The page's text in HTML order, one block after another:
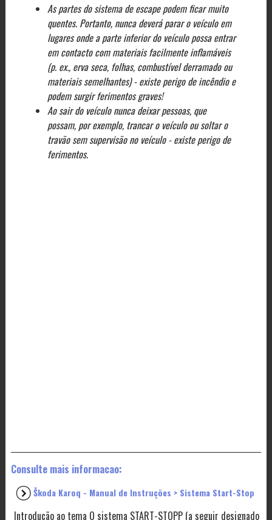
As partes do sistema de escape podem ficar muito
quentes. Portanto, nunca deverá parar o veículo em
lugares onde a parte inferior do veículo possa entrar
em contacto com materiais facilmente inflamáveis
(p. ex., erva seca, folhas, combustível derramado ou
materiais semelhantes) - existe perigo de incêndio e
podem surgir ferimentos graves!
Ao sair do veículo nunca deixar pessoas, que
possam, por exemplo, trancar o veículo ou soltar o
travão sem supervisão no veículo - existe perigo de
ferimentos.
Consulte mais informacao:
Škoda Karoq - Manual de Instruções > Sistema Start-Stop
Introdução ao tema O sistema START-STOPP (a seguir designado